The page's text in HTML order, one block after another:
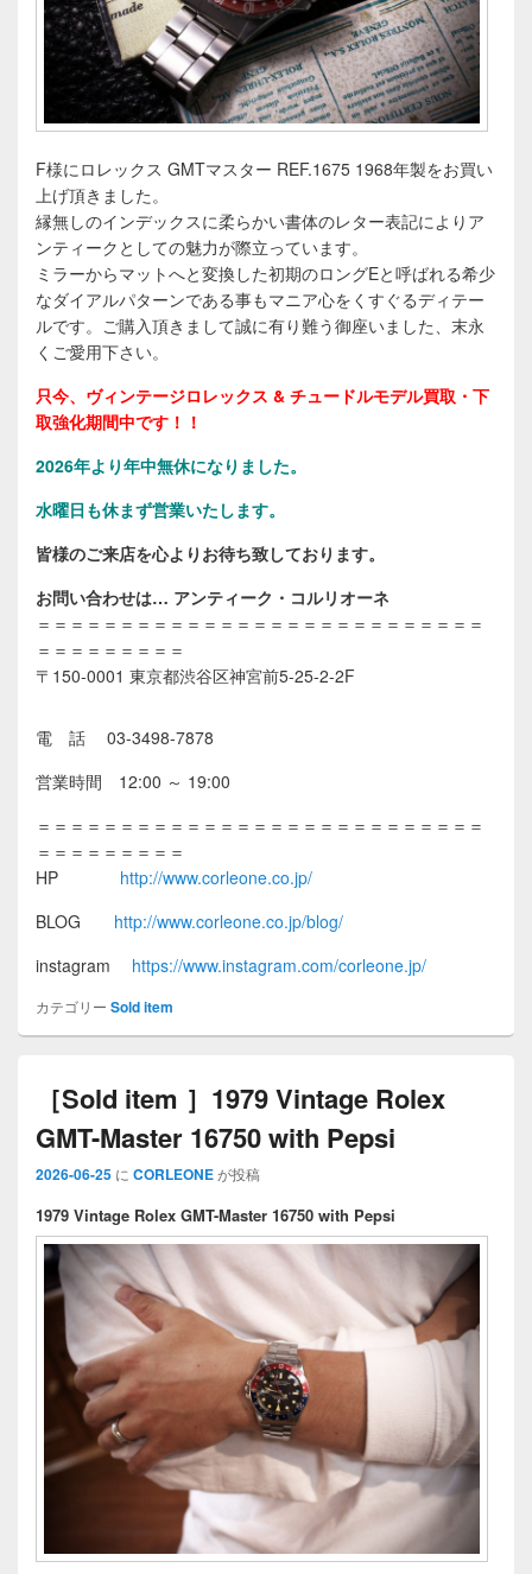
F様にロレックス GMTマスター REF.1675 1968年製をお買い
上げ頂きました。
縁無しのインデックスに柔らかい書体のレター表記によりア
ンティークとしての魅力が際立っています。
ミラーからマットへと変換した初期のロングEと呼ばれる希少
なダイアルパターンである事もマニア心をくすぐるディテー
ルです。ご購入頂きまして誠に有り難う御座いました、末永
くご愛用下さい。
只今、ヴィンテージロレックス & チュードルモデル買取・下
取強化期間中です！！
2026年より年中無休になりました。
水曜日も休まず営業いたします。
皆様のご来店を心よりお待ち致しております。
お問い合わせは… アンティーク・コルリオーネ
＝＝＝＝＝＝＝＝＝＝＝＝＝＝＝＝＝＝＝＝＝＝＝＝＝＝＝
＝＝＝＝＝＝＝＝＝
〒150-0001 東京都渋谷区神宮前5-25-2-2F
電 話 03-3498-7878
営業時間 12:00 ～ 19:00
＝＝＝＝＝＝＝＝＝＝＝＝＝＝＝＝＝＝＝＝＝＝＝＝＝＝＝
＝＝＝＝＝＝＝＝＝
HP
http://www.corleone.co.jp/
BLOG http://www.corleone.co.jp/blog/
instagram https://www.instagram.com/corleone.jp/
カテゴリー Sold item
［Sold item ］1979 Vintage Rolex
GMT-Master 16750 with Pepsi
2026-06-25 に CORLEONEが投稿
1979 Vintage Rolex GMT-Master 16750 with Pepsi